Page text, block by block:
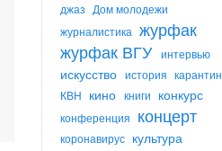
джаз Дом молодежи
журналистика журфак
журфак ВГУ интервью
искусство история карантин
КВН кино книги конкурс
конференция концерт
коронавирус культура